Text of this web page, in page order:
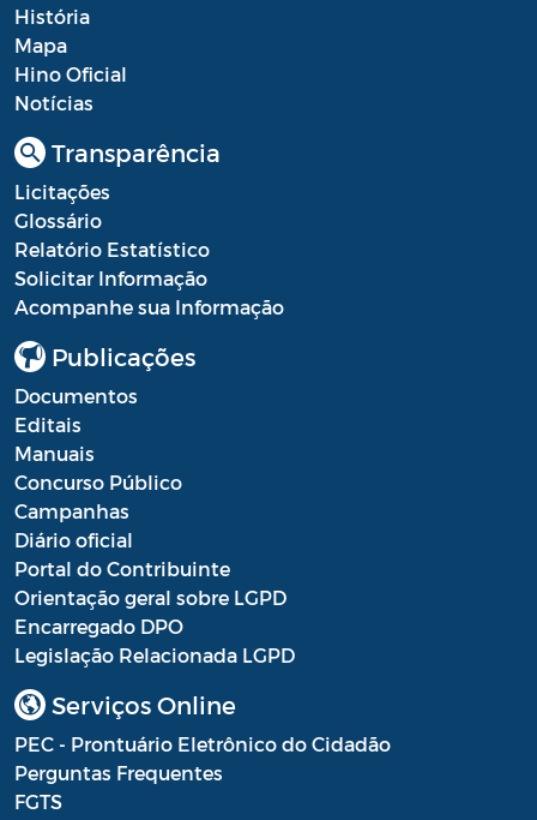
Licenças Específicas
Portal do Contribuinte
Portaria Gabinete
Portaria SEDUC
Portaria SEFAZ
Portaria SESAU
PORTARIA SETUR
História
Mapa
Hino Oficial
Notícias
Transparência
Licitações
Glossário
Relatório Estatístico
Solicitar Informação
Acompanhe sua Informação
Publicações
Documentos
Editais
Manuais
Concurso Público
Campanhas
Diário oficial
Portal do Contribuinte
Orientação geral sobre LGPD
Encarregado DPO
Legislação Relacionada LGPD
Serviços Online
PEC - Prontuário Eletrônico do Cidadão
Perguntas Frequentes
FGTS